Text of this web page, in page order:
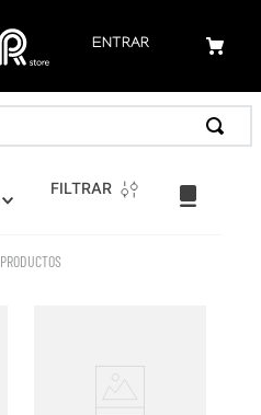
ENTRAR
FILTRAR
PRODUCTOS